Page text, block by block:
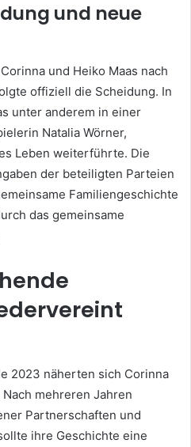
und neue
und Heiko Maas nach
offiziell die Scheidung. In
unter anderem in einer
Natalia Wörner,
Leben weiterführte. Die
der beteiligten Parteien
Familiengeschichte
das gemeinsame
2023 näherten sich Corinna
mehreren Jahren
Partnerschaften und
ihre Geschichte eine